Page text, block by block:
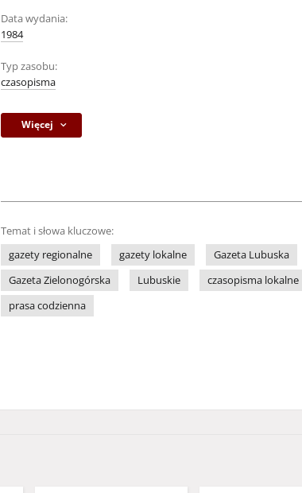
Data wydania:
1984
Typ zasobu:
czasopisma
Więcej
Temat i słowa kluczowe:
gazety regionalne
gazety lokalne Gazeta Lubuska
Gazeta Zielonogórska
Lubuskie czasopisma lokalne
prasa codzienna